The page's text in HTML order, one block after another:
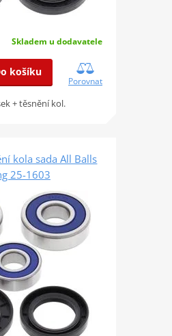
Skladem u dodavatele
košíku
Porovnat
+ těsnění kol.
kola sada All Balls
25-1603